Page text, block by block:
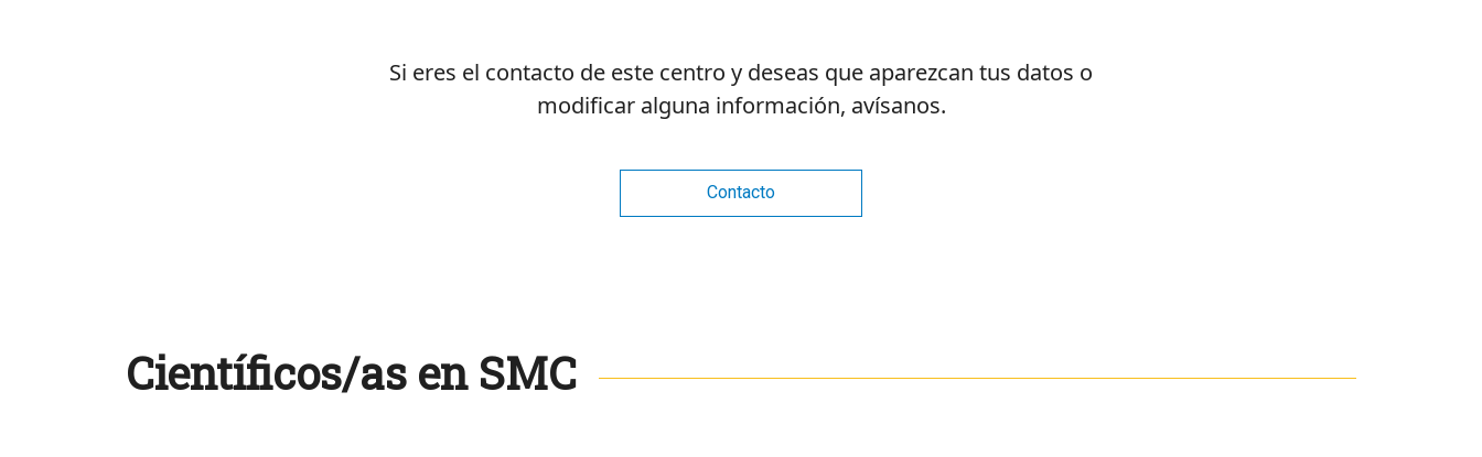
Si eres el contacto de este centro y deseas que aparezcan tus datos o
modificar alguna información, avísanos.
Contacto
Científicos/as en SMC